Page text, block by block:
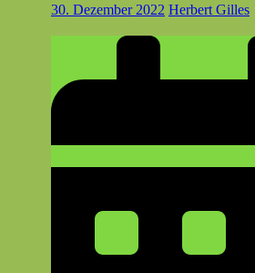
30. Dezember 2022 Herbert Gilles